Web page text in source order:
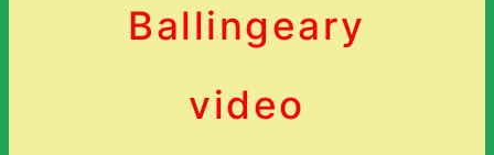
Ballingeary
video